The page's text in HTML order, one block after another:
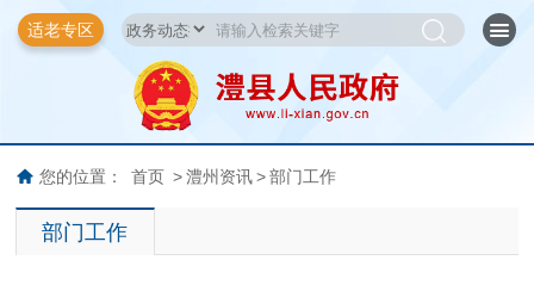
适老专区
您的位置： 首页 > 澧州资讯 > 部门工作
部门工作